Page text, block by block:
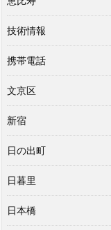
技術情報
携帯電話
文京区
新宿
日の出町
日暮里
日本橋